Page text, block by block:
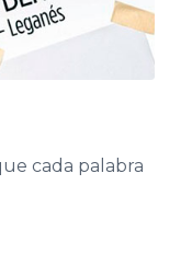
cada palabra